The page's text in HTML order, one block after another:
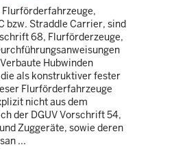
Flurförderfahrzeuge,
bzw. Straddle Carrier, sind
68, Flurförderzeuge,
Hubwinden
als konstruktiver fester
Flurförderfahrzeuge
nicht aus dem
der DGUV Vorschrift 54,
Zuggeräte, sowie deren
...